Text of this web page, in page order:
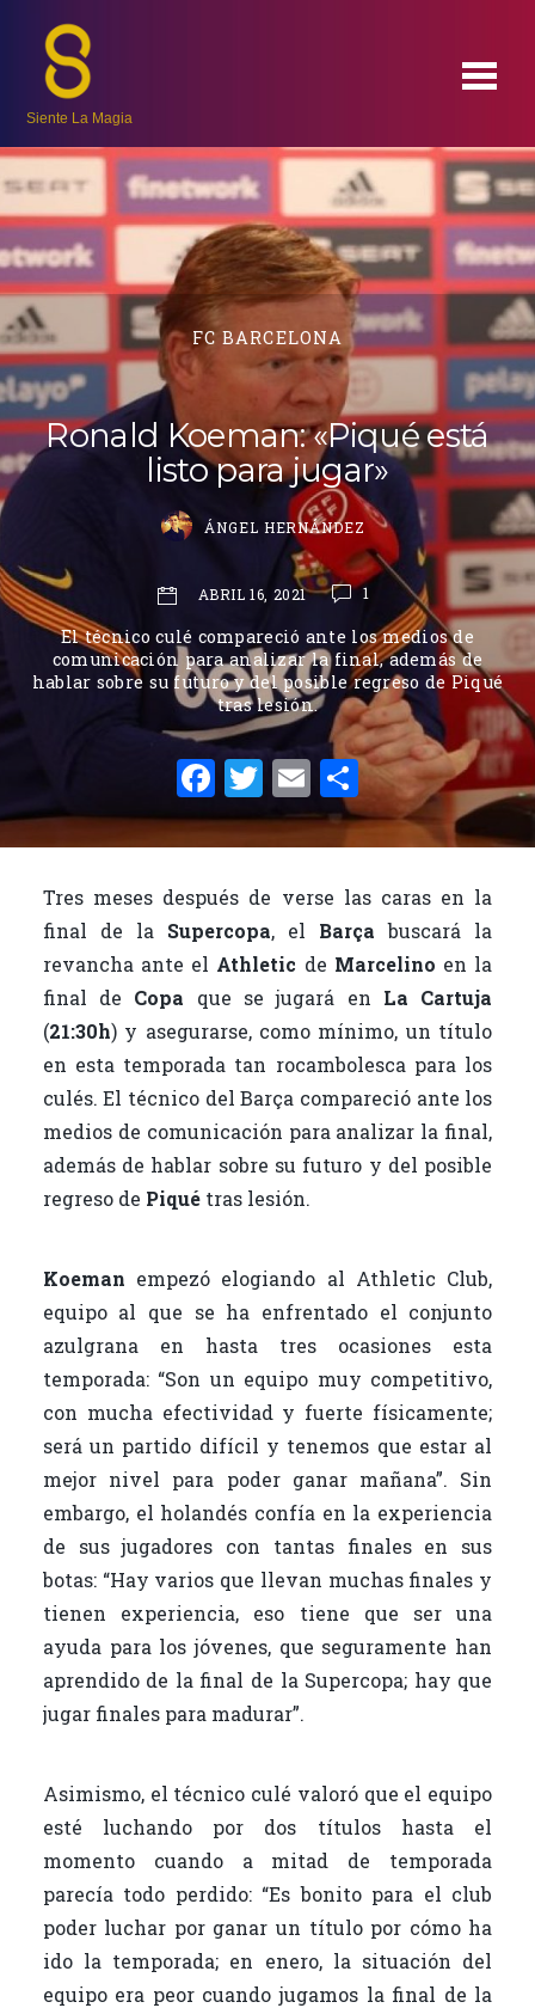
Siente La Magia
FC BARCELONA
Ronald Koeman: «Piqué está
listo para jugar»
ÁNGEL HERNÁNDEZ
ABRIL 16, 2021 1
El técnico culé compareció ante los medios de
comunicación para analizar la final, además de
hablar sobre su futuro y del posible regreso de Piqué
tras lesión.
F
a
c
e
b
o
o
k
T
w
it
te
r
E
m
ai
l
C
o
m
p
ar
ti
r
Tres meses después de verse las caras en la
final de la Supercopa, el Barça buscará la
revancha ante el Athletic de Marcelino en la
final de Copa que se jugará en La Cartuja
(21:30h) y asegurarse, como mínimo, un título
en esta temporada tan rocambolesca para los
culés. El técnico del Barça compareció ante los
medios de comunicación para analizar la final,
además de hablar sobre su futuro y del posible
regreso de Piquétras lesión.
Koeman empezó elogiando al Athletic Club,
equipo al que se ha enfrentado el conjunto
azulgrana en hasta tres ocasiones esta
temporada: “Son un equipo muy competitivo,
con mucha efectividad y fuerte físicamente;
será un partido difícil y tenemos que estar al
mejor nivel para poder ganar mañana”. Sin
embargo, el holandés confía en la experiencia
de sus jugadores con tantas finales en sus
botas: “Hay varios que llevan muchas finales y
tienen experiencia, eso tiene que ser una
ayuda para los jóvenes, que seguramente han
aprendido de la final de la Supercopa; hay que
jugar finales para madurar”.
Asimismo, el técnico culé valoró que el equipo
esté luchando por dos títulos hasta el
momento cuando a mitad de temporada
parecía todo perdido: “Es bonito para el club
poder luchar por ganar un título por cómo ha
ido la temporada; en enero, la situación del
equipo era peor cuando jugamos la final de la